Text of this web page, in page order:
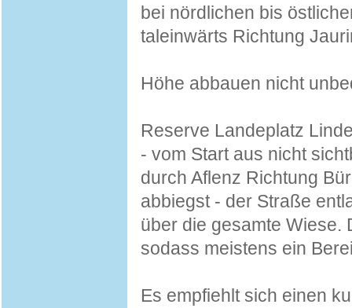
bei nördlichen bis
taleinwärts Richtung
Höhe abbauen nicht
Reserve Landeplatz
- vom Start aus nicht
durch Aflenz Richtung
abbiegst - der Straße
über die gesamte Wiese.
sodass meistens ein
Es empfiehlt sich einen